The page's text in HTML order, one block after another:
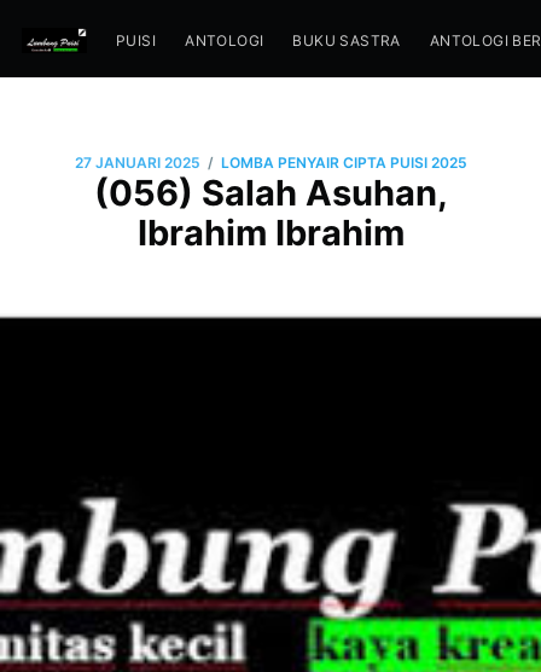
PUISI ANTOLOGI BUKU SASTRA ANTOLOGI
27 JANUARI 2025 / LOMBA PENYAIR CIPTA PUISI 2025
(056) Salah Asuhan,
Ibrahim Ibrahim